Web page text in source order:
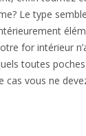
Le type
for intérieur
toutes
cas vous ne